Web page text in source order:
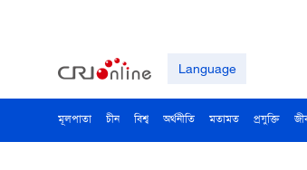
Language
মূলপাতা চীন বিশ্ব অর্থনীতি মতামত প্রযুক্তি